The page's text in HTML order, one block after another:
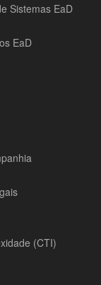
Sistemas EaD
EaD
(CTI)